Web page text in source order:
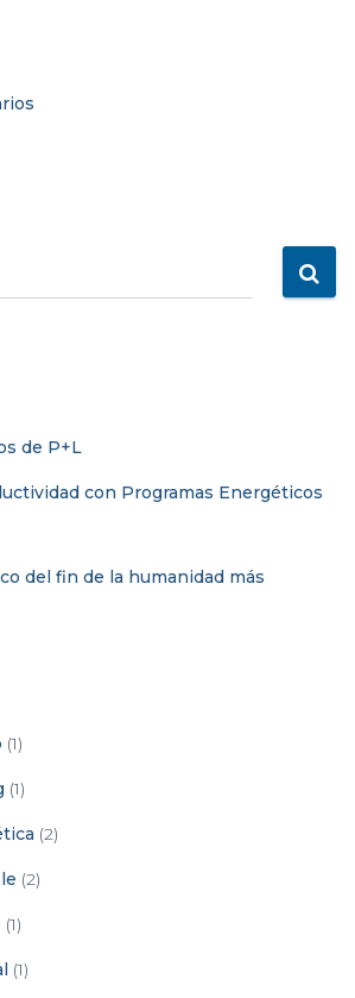
de P+L
con Programas Energéticos
del fin de la humanidad más
(1)
(1)
(2)
(2)
(1)
(1)